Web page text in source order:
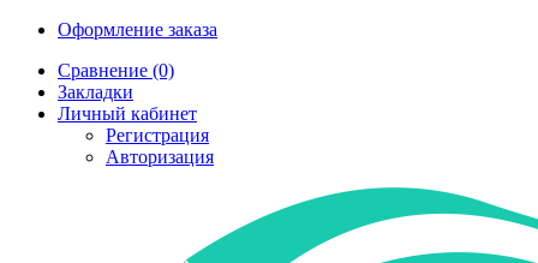
Оформление заказа
Сравнение (0)
Закладки
Личный кабинет
Регистрация
Авторизация